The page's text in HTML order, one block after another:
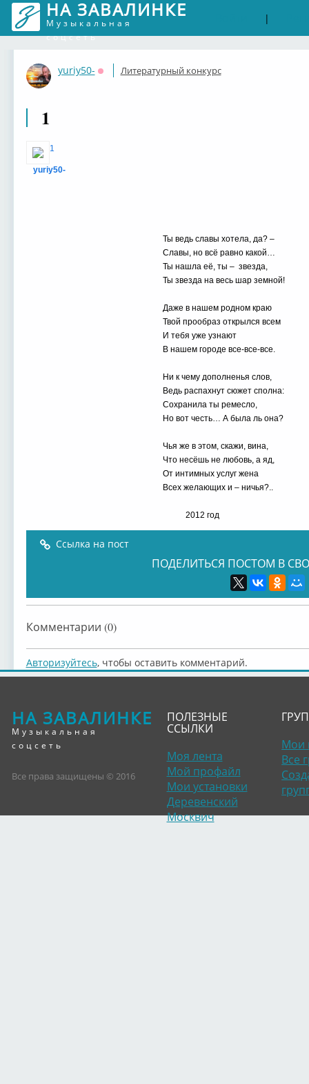
НА ЗАВАЛИНКЕ
Музыкальная
соцсеть
|
yuriy50-
Оффлайн
Литературный конкурс
1
1
yuriy50-
Ты ведь славы хотела, да? –
Славы, но всё равно какой…
Ты нашла её, ты – звезда,
Ты звезда на весь шар земной!
Даже в нашем родном краю
Твой прообраз открылся всем
И тебя уже узнают
В нашем городе все-все-все.
Ни к чему дополненья слов,
Ведь распахнут сюжет сполна:
Сохранила ты ремесло,
Но вот честь… А была ль она?
Чья же в этом, скажи, вина,
Что несёшь не любовь, а яд,
От интимных услуг жена
Всех желающих и – ничья?..
2012 год
Ссылка на пост
ПОДЕЛИТЬСЯ ПОСТОМ В
Комментарии (0)
Авторизуйтесь, чтобы оставить комментарий.
НА ЗАВАЛИНКЕ
Музыкальная
соцсеть
Все права защищены © 2016
ПОЛЕЗНЫЕ
ССЫЛКИ
Моя лента
Мой профайл
Мои установки
Деревенский
Москвич
Мои
Все